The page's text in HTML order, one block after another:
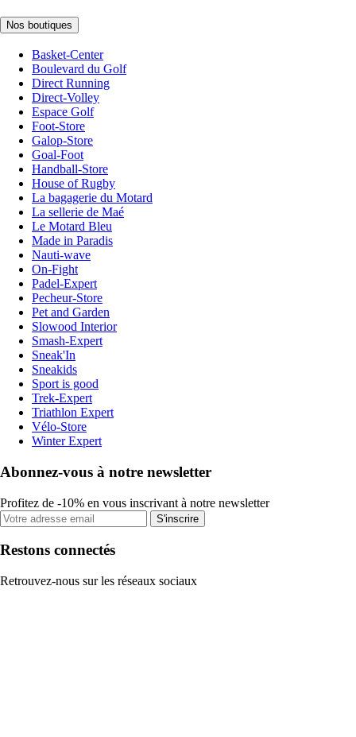
Nos boutiques
Basket-Center
Boulevard du Golf
Direct Running
Direct-Volley
Espace Golf
Foot-Store
Galop-Store
Goal-Foot
Handball-Store
House of Rugby
La bagagerie du Motard
La sellerie de Maé
Le Motard Bleu
Made in Paradis
Nauti-wave
On-Fight
Padel-Expert
Pecheur-Store
Pet and Garden
Slowood Interior
Smash-Expert
Sneak'In
Sneakids
Sport is good
Trek-Expert
Triathlon Expert
Vélo-Store
Winter Expert
Abonnez-vous à notre newsletter
Profitez de -10% en vous inscrivant à notre newsletter
S'inscrire
Restons connectés
Retrouvez-nous sur les réseaux sociaux